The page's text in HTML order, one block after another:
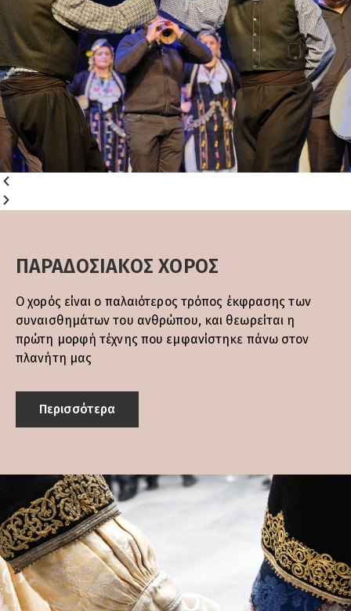
ΠΑΡΑΔΟΣΙΑΚΌΣ ΧΟΡΌΣ
Ο χορός είναι ο παλαιότερος τρόπος έκφρασης των
συναισθηµάτων του ανθρώπου, και θεωρείται η
πρώτη µορφή τέχνης που εµφανίστηκε πάνω στον
πλανήτη µας
Περισσότερα